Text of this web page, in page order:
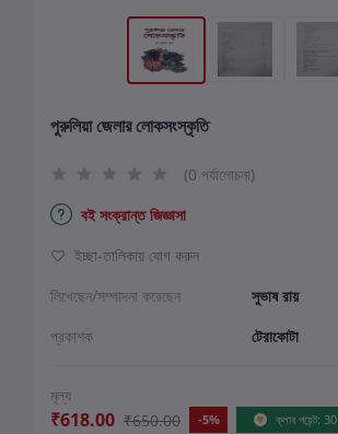
পুরুলিয়া জেলার লোকসংস্কৃতি
(0 পর্যালোচনা)
বই সংক্রান্ত জিজ্ঞাসা
ইচ্ছা-তালিকায় যোগ করুন
লিখেছেন/সম্পাদনা করেছেন
সুভাষ রায়
প্রকাশক
টেরাকোটা
মূল্য
₹618.00 ₹650.00 -5% ক্লাব পয়েন্ট: 30